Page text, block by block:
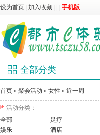
设为首页 加入收藏 手机版
全部分类
首页 » 聚会活动 » 女性 » 近一周
活动分类：
全部
足疗
娱乐
酒店